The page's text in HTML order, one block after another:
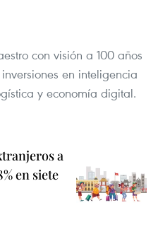
con visión a 100 años
en inteligencia
y economía digital.
a
en siete